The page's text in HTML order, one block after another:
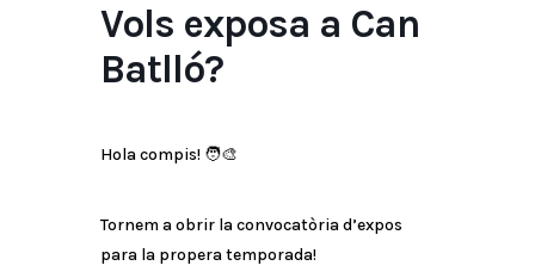
Vols exposa a Can
Batlló?
Hola compis! 🧑‍🎨
Tornem a obrir la convocatòria d’expos
para la propera temporada!